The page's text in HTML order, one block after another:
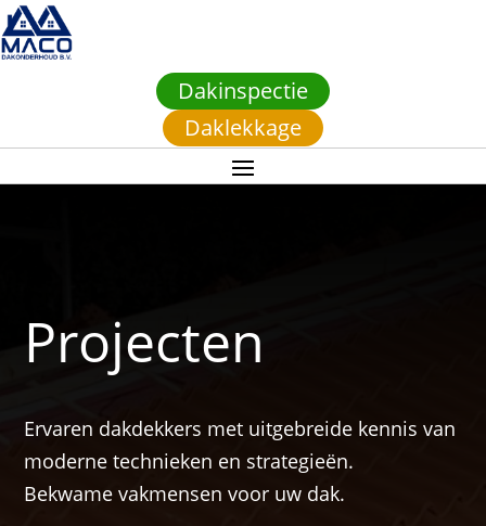
Dakinspectie
Daklekkage
Projecten
Ervaren dakdekkers met uitgebreide kennis van
moderne technieken en strategieën.
Bekwame vakmensen voor uw dak.